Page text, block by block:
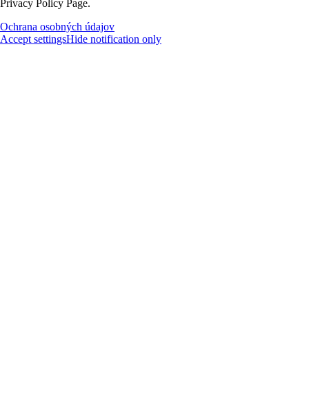
Privacy Policy Page.
Ochrana osobných údajov
Accept settingsHide notification only